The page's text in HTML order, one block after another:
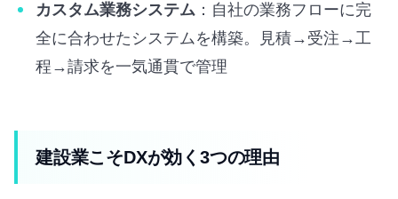
カスタム業務システム ：自社の業務フローに完
全に合わせたシステムを構築。見積→受注→工
程→請求を一気通貫で管理
建設業こそDXが効く3つの理由